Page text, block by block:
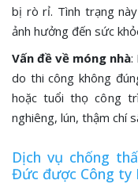
bị rò rỉ. Tình trạng
ảnh hưởng đến sức
Vấn đề về móng nhà:
do thi công không
hoặc tuổi thọ công
nghiêng, lún, thậm chí
Dịch vụ chống
Đức được Công ty